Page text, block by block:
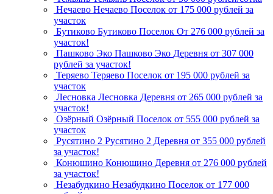
Нечаево Нечаево Поселок от 175 000 рублей за
участок
Бутиково Бутиково Поселок От 276 000 рублей за
участок!
Пашково Эко Пашково Эко Деревня от 307 000
рублей за участок!
Теряево Теряево Поселок от 195 000 рублей за
участок
Лесновка Лесновка Деревня от 265 000 рублей за
участок!
Озёрный Озёрный Поселок от 555 000 рублей за
участок
Русятино 2 Русятино 2 Деревня от 355 000 рублей
за участок!
Конюшино Конюшино Деревня от 276 000 рублей
за участок!
Незабудкино Незабудкино Поселок от 177 000